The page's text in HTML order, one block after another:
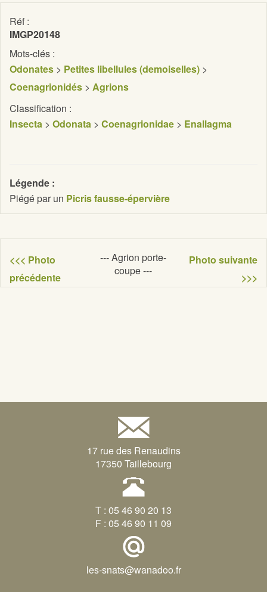
Réf :
IMGP20148
Mots-clés :
Odonates > Petites libellules (demoiselles) >
Coenagrionidés > Agrions
Classification :
Insecta > Odonata > Coenagrionidae > Enallagma
Légende :
Piégé par un Picris fausse-épervière
<<< Photo
précédente
--- Agrion porte-
coupe ---
Photo suivante
>>>
17 rue des Renaudins
17350 Taillebourg
T : 05 46 90 20 13
F : 05 46 90 11 09
les-snats@wanadoo.fr